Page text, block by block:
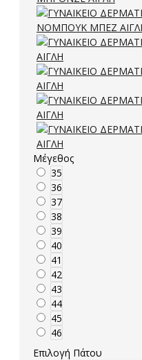
Μέγεθος
35
36
37
38
39
40
41
42
43
44
45
46
Επιλογή Πάτου